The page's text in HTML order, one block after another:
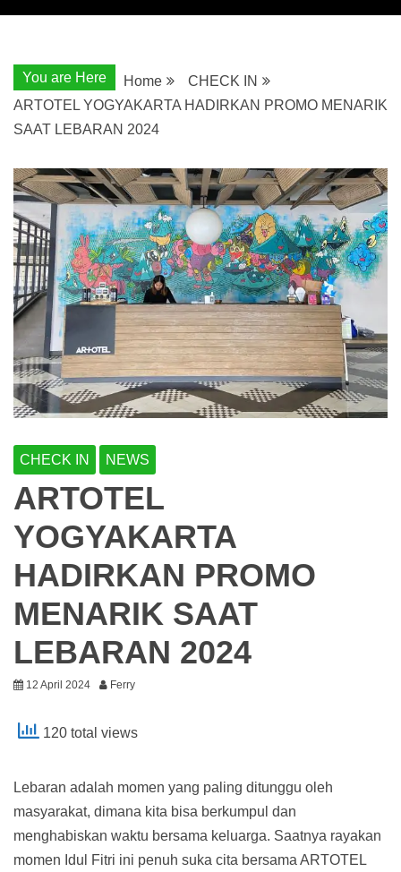
You are Here Home
CHECK IN
ARTOTEL YOGYAKARTA HADIRKAN PROMO MENARIK
SAAT LEBARAN 2024
CHECK IN NEWS
ARTOTEL
YOGYAKARTA
HADIRKAN PROMO
MENARIK SAAT
LEBARAN 2024
12 April 2024 Ferry
120 total views
Lebaran adalah momen yang paling ditunggu oleh
masyarakat, dimana kita bisa berkumpul dan
menghabiskan waktu bersama keluarga. Saatnya rayakan
momen Idul Fitri ini penuh suka cita bersama ARTOTEL